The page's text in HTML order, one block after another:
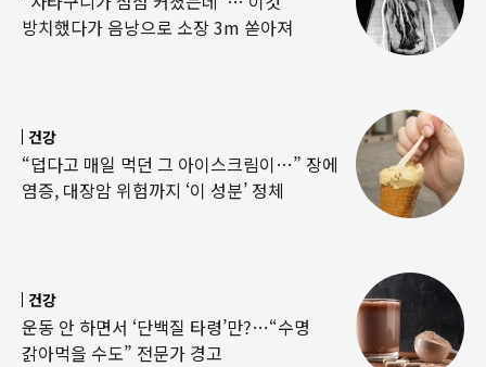
방치했다가 음낭으로 소장 3m 쏟아져
건강
“덥다고 매일 먹던 그 아이스크림이…” 장에
염증, 대장암 위험까지 ‘이 성분’ 정체
건강
운동 안 하면서 ‘단백질 타령’만?…“수명
갉아먹을 수도” 전문가 경고